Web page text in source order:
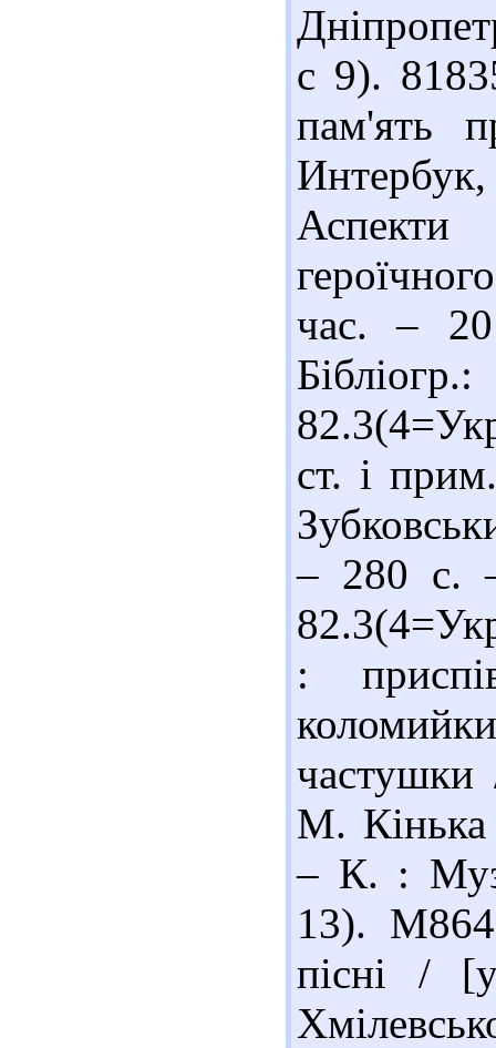
с 9).
пам'ять
час. –
ст. і
– 280 с.
:
частушки
М.
– К. :
13).
пісні /